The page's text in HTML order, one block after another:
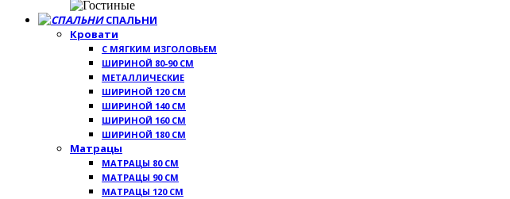
СПАЛЬНИ
Кровати
С МЯГКИМ ИЗГОЛОВЬЕМ
ШИРИНОЙ 80-90 СМ
МЕТАЛЛИЧЕСКИЕ
ШИРИНОЙ 120 СМ
ШИРИНОЙ 140 СМ
ШИРИНОЙ 160 СМ
ШИРИНОЙ 180 СМ
Матрацы
МАТРАЦЫ 80 СМ
МАТРАЦЫ 90 СМ
МАТРАЦЫ 120 СМ